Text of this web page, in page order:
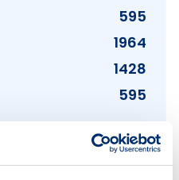
595
1964
1428
595